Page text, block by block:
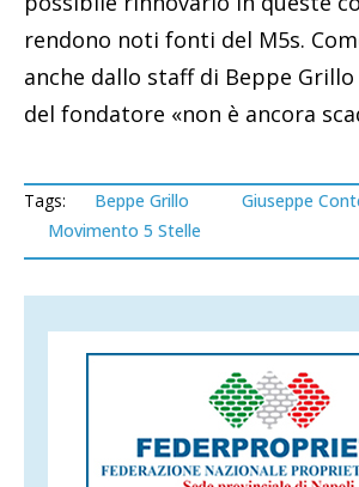
rendono noti fonti del M5s.
anche dallo staff di Beppe
del fondatore «non è ancora
Tags: Beppe Grillo
Giuseppe
Movimento 5 Stelle